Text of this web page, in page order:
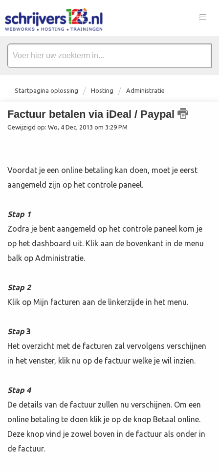
Startpagina oplossing Hosting Administratie
Factuur betalen via iDeal / Paypal
Gewijzigd op: Wo, 4 Dec, 2013 om 3:29 PM
Voordat je een online betaling kan doen, moet je eerst
aangemeld zijn op het controle paneel.
Stap 1
Zodra je bent aangemeld op het controle paneel kom je
op het dashboard uit. Klik aan de bovenkant in de menu
balk op Administratie.
Stap 2
Klik op Mijn facturen aan de linkerzijde in het menu.
Stap3
Het overzicht met de facturen zal vervolgens verschijnen
in het venster, klik nu op de factuur welke je wil inzien.
Stap4
De details van de factuur zullen nu verschijnen. Om een
online betaling te doen klik je op de knop Betaal online.
Deze knop vind je zowel boven in de factuur als onder in
de factuur.